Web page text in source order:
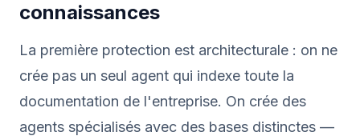
connaissances
La première protection est architecturale : on ne
crée pas un seul agent qui indexe toute la
documentation de l'entreprise. On crée des
agents spécialisés avec des bases distinctes —